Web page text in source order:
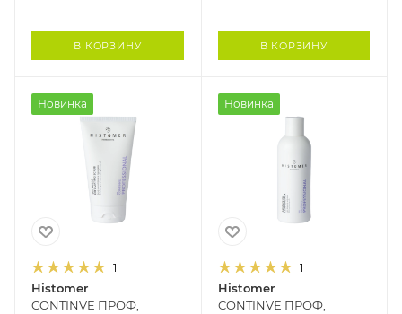
В КОРЗИНУ В КОРЗИНУ
Новинка
1
Histomer
CONTINVE ПРОФ,
Новинка
1
Histomer
CONTINVE ПРОФ,